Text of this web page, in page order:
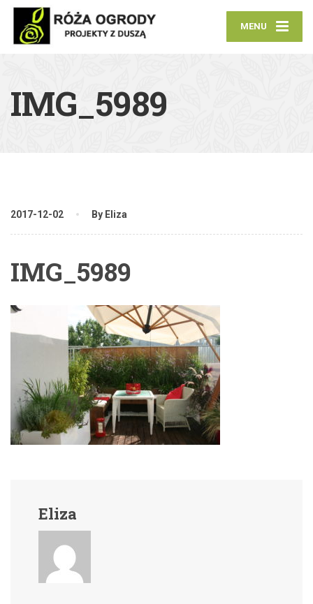
MENU
IMG_5989
2017-12-02 By Eliza
IMG_5989
Eliza